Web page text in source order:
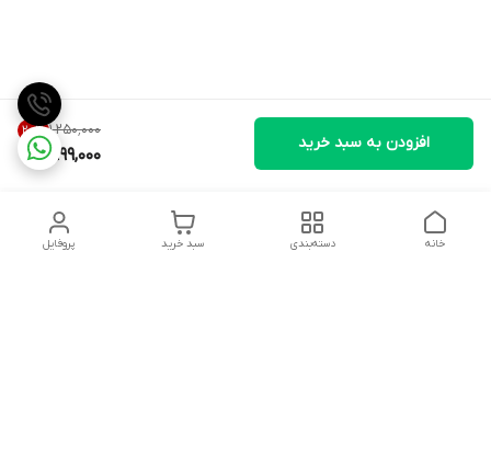
۱٬۲۵۰٬۰۰۰ 20%
999,000
افزودن به سبد خرید
پروفایل سبد خرید دسته‌بندی خانه